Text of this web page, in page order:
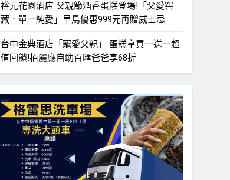
裕元花園酒店 父親節酒香蛋糕登場!「父愛窖
藏．單一純愛」早鳥優惠999元再贈威士忌
台中金典酒店「寵愛父親」 蛋糕享買一送一超
值回饋!栢麗廳自助百匯爸爸享68折